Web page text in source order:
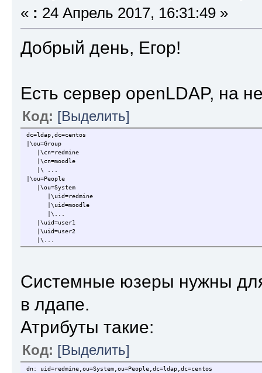
« : 24 Апрель 2017, 16:31:49 »
Добрый день, Егор!
Есть сервер openLDAP, на
Код: [Выделить]
dc=ldap,dc=centos
|\ou=Group
|\cn=redmine
|\cn=moodle
|\ ...
|\ou=People
|\ou=System
|\uid=redmine
|\uid=moodle
|\...
|\uid=user1
|\uid=user2
|\...
Системные юзеры нужны
в лдапе.
Атрибуты такие:
Код: [Выделить]
dn: uid=redmine,ou=System,ou=People,dc=ldap,dc=centos